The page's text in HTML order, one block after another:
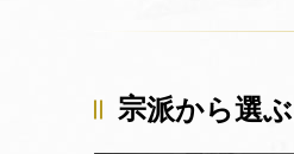
宗派から選ぶ